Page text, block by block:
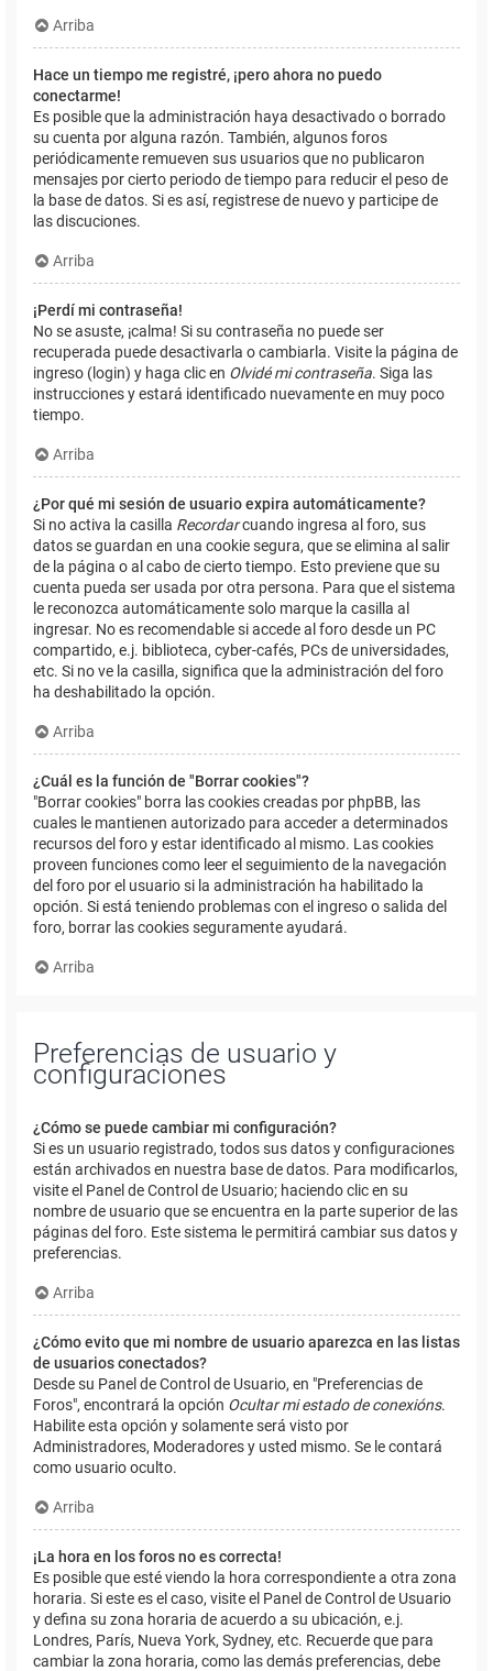
Arriba
Hace un tiempo me registré, ¡pero ahora no puedo
conectarme!
Es posible que la administración haya desactivado o borrado
su cuenta por alguna razón. También, algunos foros
periódicamente remueven sus usuarios que no publicaron
mensajes por cierto periodo de tiempo para reducir el peso de
la base de datos. Si es así, registrese de nuevo y participe de
las discuciones.
Arriba
¡Perdí mi contraseña!
No se asuste, ¡calma! Si su contraseña no puede ser
recuperada puede desactivarla o cambiarla. Visite la página de
ingreso (login) y haga clic en Olvidé mi contraseña. Siga las
instrucciones y estará identificado nuevamente en muy poco
tiempo.
Arriba
¿Por qué mi sesión de usuario expira automáticamente?
Si no activa la casilla Recordarcuando ingresa al foro, sus
datos se guardan en una cookie segura, que se elimina al salir
de la página o al cabo de cierto tiempo. Esto previene que su
cuenta pueda ser usada por otra persona. Para que el sistema
le reconozca automáticamente solo marque la casilla al
ingresar. No es recomendable si accede al foro desde un PC
compartido, e.j. biblioteca, cyber-cafés, PCs de universidades,
etc. Si no ve la casilla, significa que la administración del foro
ha deshabilitado la opción.
Arriba
¿Cuál es la función de "Borrar cookies"?
"Borrar cookies" borra las cookies creadas por phpBB, las
cuales le mantienen autorizado para acceder a determinados
recursos del foro y estar identificado al mismo. Las cookies
proveen funciones como leer el seguimiento de la navegación
del foro por el usuario si la administración ha habilitado la
opción. Si está teniendo problemas con el ingreso o salida del
foro, borrar las cookies seguramente ayudará.
Arriba
Preferencias de usuario y
configuraciones
¿Cómo se puede cambiar mi configuración?
Si es un usuario registrado, todos sus datos y configuraciones
están archivados en nuestra base de datos. Para modificarlos,
visite el Panel de Control de Usuario; haciendo clic en su
nombre de usuario que se encuentra en la parte superior de las
páginas del foro. Este sistema le permitirá cambiar sus datos y
preferencias.
Arriba
¿Cómo evito que mi nombre de usuario aparezca en las listas
de usuarios conectados?
Desde su Panel de Control de Usuario, en "Preferencias de
Foros", encontrará la opción Ocultar mi estado de conexións.
Habilite esta opción y solamente será visto por
Administradores, Moderadores y usted mismo. Se le contará
como usuario oculto.
Arriba
¡La hora en los foros no es correcta!
Es posible que esté viendo la hora correspondiente a otra zona
horaria. Si este es el caso, visite el Panel de Control de Usuario
y defina su zona horaria de acuerdo a su ubicación, e.j.
Londres, París, Nueva York, Sydney, etc. Recuerde que para
cambiar la zona horaria, como las demás preferencias, debe